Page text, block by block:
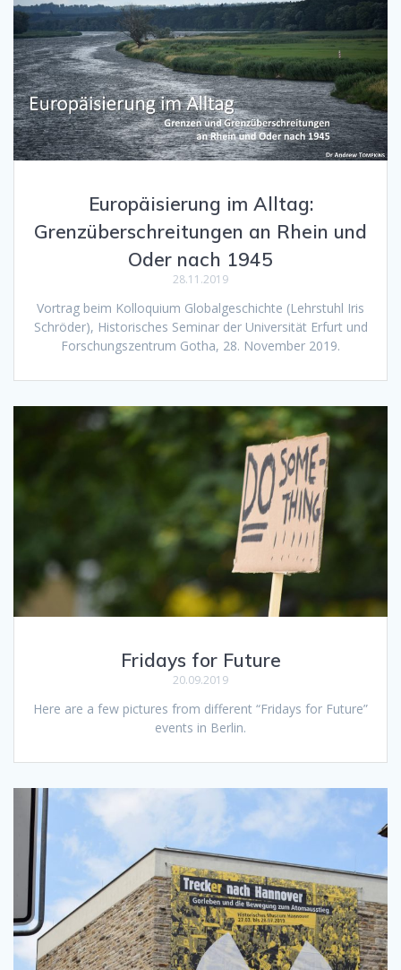
Europäisierung im Alltag:
Grenzüberschreitungen an Rhein und
Oder nach 1945
28.11.2019
Vortrag beim Kolloquium Globalgeschichte (Lehrstuhl Iris
Schröder), Historisches Seminar der Universität Erfurt und
Forschungszentrum Gotha, 28. November 2019.
Fridays for Future
20.09.2019
Here are a few pictures from different “Fridays for Future”
events in Berlin.